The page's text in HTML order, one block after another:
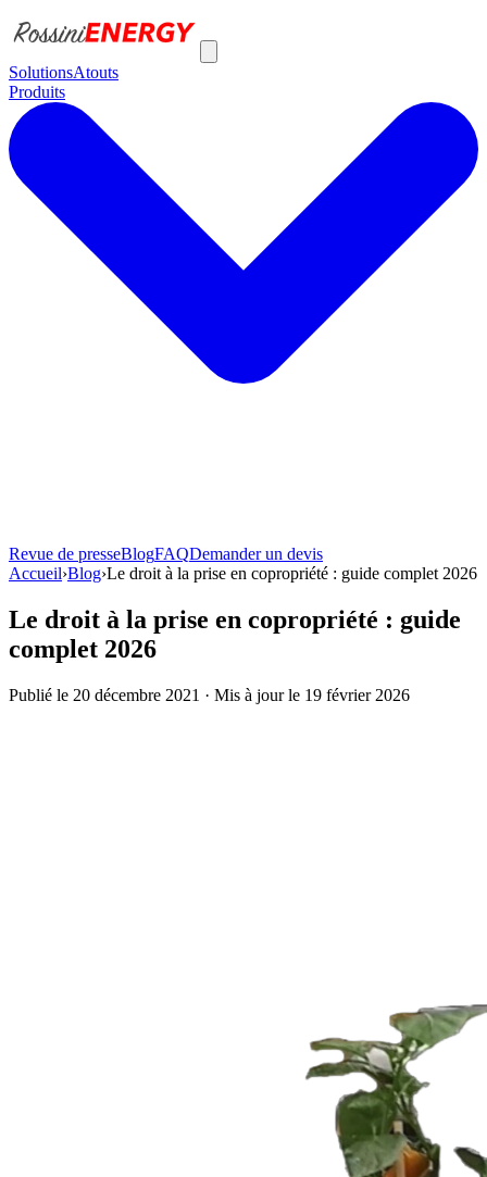
SolutionsAtouts
Produits
Revue de presseBlogFAQDemander un devis
SolutionsAtouts
Bornes de recharge
Borne muraleFixation sur façade, 7 à 22 kWLa CentraleLocation ou
Accueil›Blog›Le droit à la prise en copropriété : guide complet 2026
Le droit à la prise en copropriété : guide
complet 2026
Publié le 20 décembre 2021 · Mis à jour le 19 février 2026